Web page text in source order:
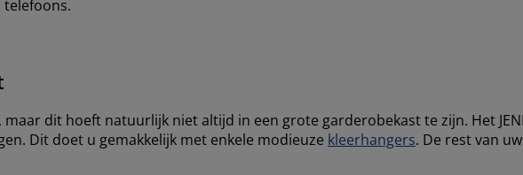
dit hoeft natuurlijk niet altijd in een grote garderobekast te zijn. Het
Dit doet u gemakkelijk met enkele modieuze kleerhangers. De rest van